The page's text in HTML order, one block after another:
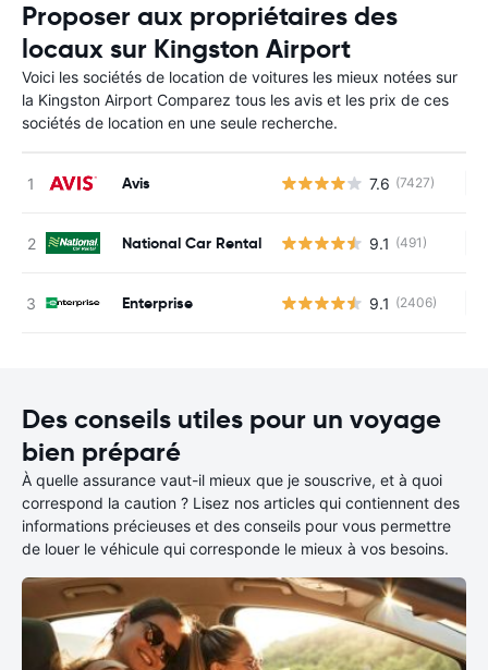
Proposer aux propriétaires des
locaux sur Kingston Airport
Voici les sociétés de location de voitures les mieux notées sur
la Kingston Airport Comparez tous les avis et les prix de ces
sociétés de location en une seule recherche.
Avis 7.6 (7427)
National Car Rental 9.1 (491)
Enterprise 9.1 (2406)
Des conseils utiles pour un voyage
bien préparé
À quelle assurance vaut-il mieux que je souscrive, et à quoi
correspond la caution ? Lisez nos articles qui contiennent des
informations précieuses et des conseils pour vous permettre
de louer le véhicule qui corresponde le mieux à vos besoins.